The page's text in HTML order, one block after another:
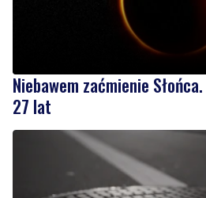
Niebawem zaćmienie
27 lat